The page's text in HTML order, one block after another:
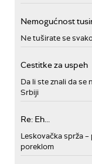
Nemogućnost
Ne tuširate se
Cestitke za uspeh
Da li ste znali da se
Srbiji
Re: Eh...
Leskovačka sprža
poreklom